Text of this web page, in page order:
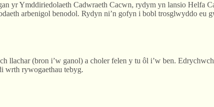
yr Ymddiriedolaeth Cadwraeth Cacwn, rydym yn lansio Helfa
arbenigol benodol. Rydyn ni’n gofyn i bobl trosglwyddo eu
llachar (bron i’w ganol) a choler felen y tu ôl i’w ben. Edrychwch
wrth rywogaethau tebyg.